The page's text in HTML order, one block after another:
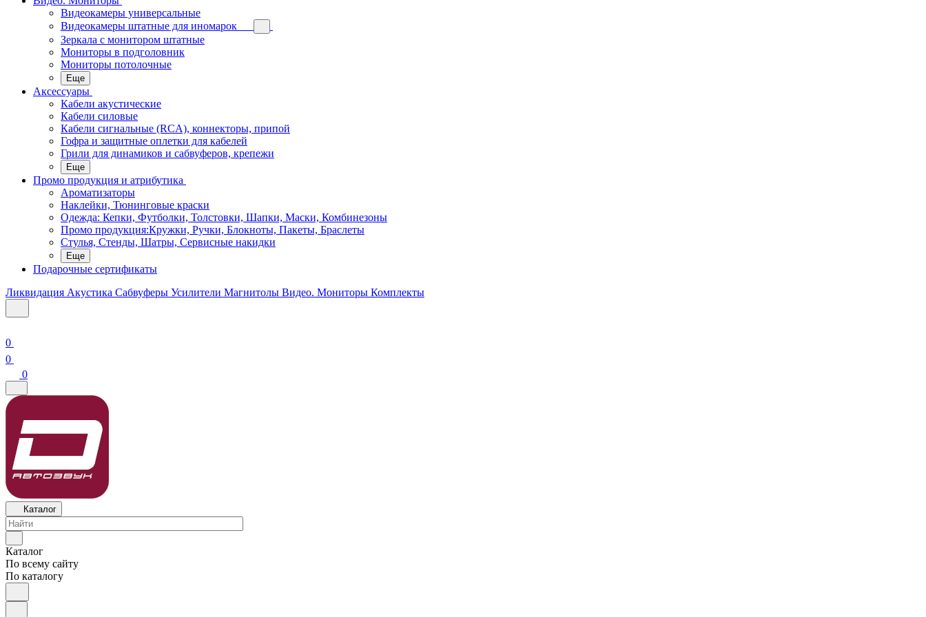
Видеокамеры универсальные
Видеокамеры штатные для иномарок
Зеркала с монитором штатные
Мониторы в подголовник
Мониторы потолочные
Еще
Аксессуары
Кабели акустические
Кабели силовые
Кабели сигнальные (RCA), коннекторы, припой
Гофра и защитные оплетки для кабелей
Грили для динамиков и сабвуферов, крепежи
Еще
Промо продукция и атрибутика
Ароматизаторы
Наклейки, Тюнинговые краски
Одежда: Кепки, Футболки, Толстовки, Шапки, Маски, Комбинезоны
Промо продукция:Кружки, Ручки, Блокноты, Пакеты, Браслеты
Стулья, Стенды, Шатры, Сервисные накидки
Еще
Подарочные сертификаты
Ликвидация Акустика Сабвуферы Усилители Магнитолы Видео. Мониторы Комплекты
0
0
0
Каталог
Каталог
По всему сайту
По каталогу